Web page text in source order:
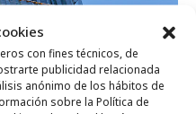
con fines técnicos, de
publicidad relacionada
anónimo de los hábitos de
sobre la Política de